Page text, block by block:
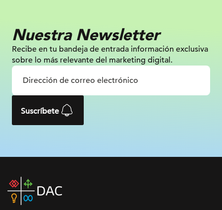
Nuestra Newsletter
Recibe en tu bandeja de entrada información exclusiva
sobre lo más relevante del marketing digital.
Suscríbete
DAC
home